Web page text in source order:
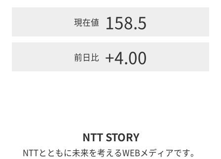
現在値 158.5
前日比 +4.00
NTT STORY
NTTとともに未来を考えるWEBメディアです。